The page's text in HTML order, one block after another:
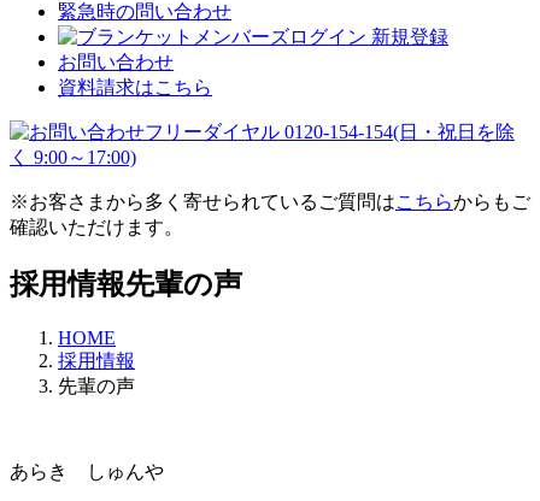
緊急時の問い合わせ
ログイン 新規登録
お問い合わせ
資料請求はこちら
※お客さまから多く寄せられているご質問はこちらからもご
確認いただけます。
採用情報先輩の声
HOME
採用情報
先輩の声
あらき しゅんや